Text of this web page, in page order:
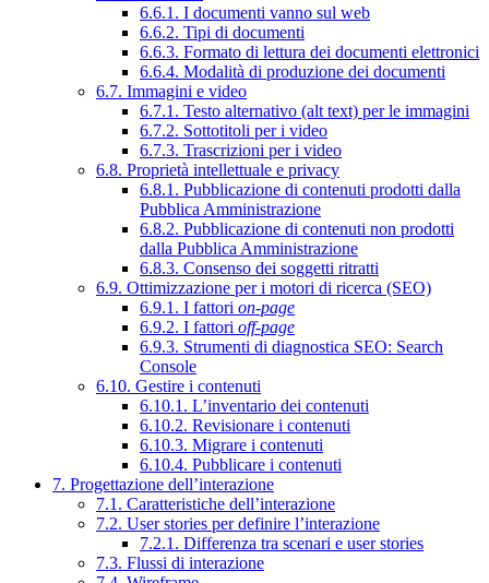
6.6.1. I documenti vanno sul web
6.6.2. Tipi di documenti
6.6.3. Formato di lettura dei documenti elettronici
6.6.4. Modalità di produzione dei documenti
6.7. Immagini e video
6.7.1. Testo alternativo (alt text) per le immagini
6.7.2. Sottotitoli per i video
6.7.3. Trascrizioni per i video
6.8. Proprietà intellettuale e privacy
6.8.1. Pubblicazione di contenuti prodotti dalla
Pubblica Amministrazione
6.8.2. Pubblicazione di contenuti non prodotti
dalla Pubblica Amministrazione
6.8.3. Consenso dei soggetti ritratti
6.9. Ottimizzazione per i motori di ricerca (SEO)
6.9.1. I fattori on-page
6.9.2. I fattori off-page
6.9.3. Strumenti di diagnostica SEO: Search
Console
6.10. Gestire i contenuti
6.10.1. L’inventario dei contenuti
6.10.2. Revisionare i contenuti
6.10.3. Migrare i contenuti
6.10.4. Pubblicare i contenuti
7. Progettazione dell’interazione
7.1. Caratteristiche dell’interazione
7.2. User stories per definire l’interazione
7.2.1. Differenza tra scenari e user stories
7.3. Flussi di interazione